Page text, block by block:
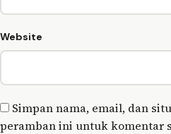
Website
Simpan nama, email, dan
peramban ini untuk komentar